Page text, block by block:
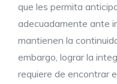
que les permita
adecuadamente ante
mantienen la
embargo, lograr la
requiere de encontrar